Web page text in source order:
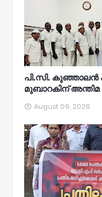
പി.സി. കുഞ്ഞാലൻ
മുബാറകിന്‌ അന്തിമ
August 09, 2026